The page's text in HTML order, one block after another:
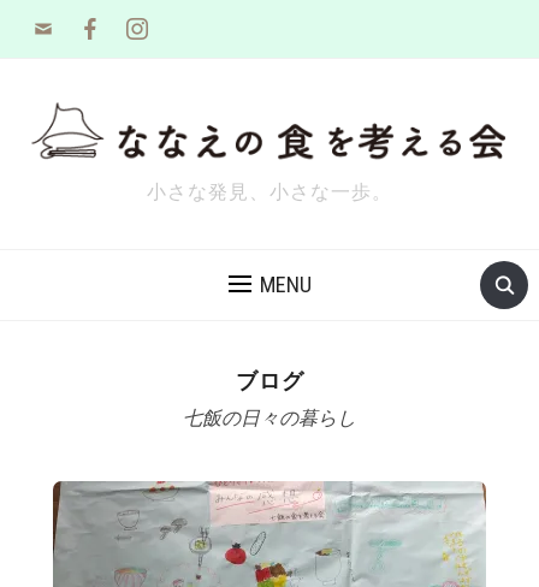
mail facebookinstagram
小さな発見、小さな一歩。
MENU
ブログ
七飯の日々の暮らし